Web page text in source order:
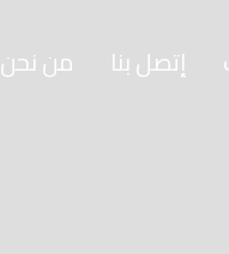
إتصل بنا من نحن